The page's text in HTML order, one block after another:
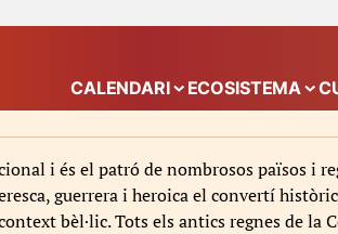
CALENDARI Mostra el submenú de
ECOSISTEMA
i és el patró de nombrosos països i
guerrera i heroica el convertí
bèl·lic. Tots els antics regnes de la